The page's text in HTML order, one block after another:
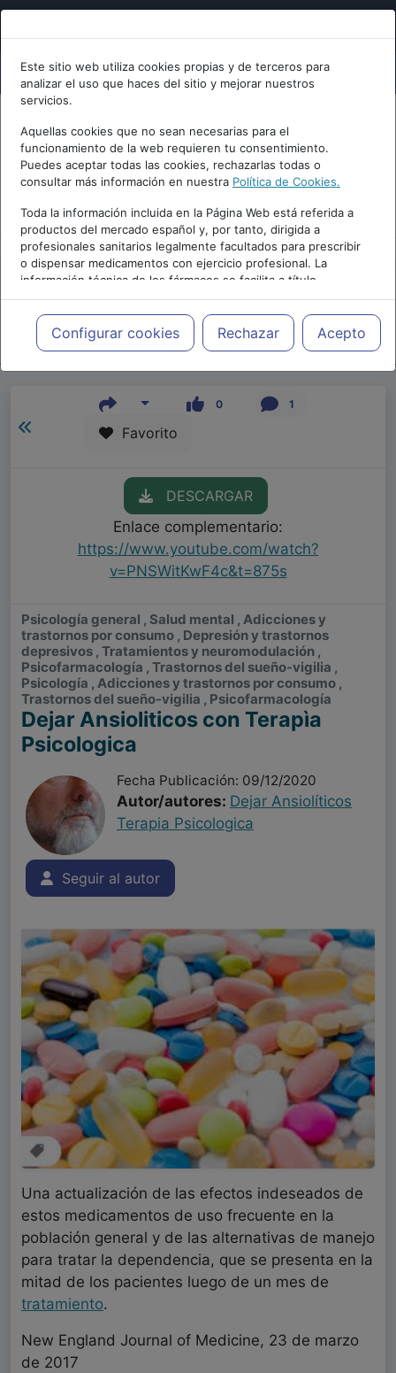
Este sitio web utiliza cookies propias y de terceros para
analizar el uso que haces del sitio y mejorar nuestros
servicios.
Aquellas cookies que no sean necesarias para el
funcionamiento de la web requieren tu consentimiento.
Puedes aceptar todas las cookies, rechazarlas todas o
consultar más información en nuestra Política de Cookies.
Toda la información incluida en la Página Web está referida a
productos del mercado español y, por tanto, dirigida a
profesionales sanitarios legalmente facultados para prescribir
o dispensar medicamentos con ejercicio profesional. La
información técnica de los fármacos se facilita a título
meramente informativo, siendo responsabilidad de los
profesionales facultados prescribir medicamentos y decidir, en
cada caso concreto, el tratamiento más adecuado a las
necesidades del paciente.
Configurar cookies Rechazar Acepto
Repositorio de Artículos |Blogs| Blog de
psiquiatria.com|
0 1
Favorito
DESCARGAR
Enlace complementario:
https://www.youtube.com/watch?
v=PNSWitKwF4c&t=875s
Psicología general , Salud mental , Adicciones y
trastornos por consumo , Depresión y trastornos
depresivos , Tratamientos y neuromodulación ,
Psicofarmacología , Trastornos del sueño-vigilia ,
Psicología , Adicciones y trastornos por consumo ,
Trastornos del sueño-vigilia , Psicofarmacología
Dejar Ansioliticos con Terapìa
Psicologica
Fecha Publicación: 09/12/2020
Autor/autores: Dejar Ansiolíticos
Terapia Psicologica
Seguir al autor
Una actualización de las efectos indeseados de
estos medicamentos de uso frecuente en la
población general y de las alternativas de manejo
para tratar la dependencia, que se presenta en la
mitad de los pacientes luego de un mes de
tratamiento.
New England Journal of Medicine, 23 de marzo
de 2017